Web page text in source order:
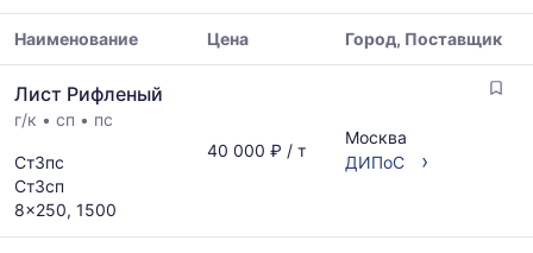
медианная
и
по
данным
прайс-
листов
поставщиков
цен
на
указанием
ГОСТ,
размеров
Наименование Цена Город, Поставщик
Лист Рифленый
г/к • сп • пс
Ст3пс
Ст3сп
8x250, 1500
40 000 ₽ / т
Москва
ДИПоС
›